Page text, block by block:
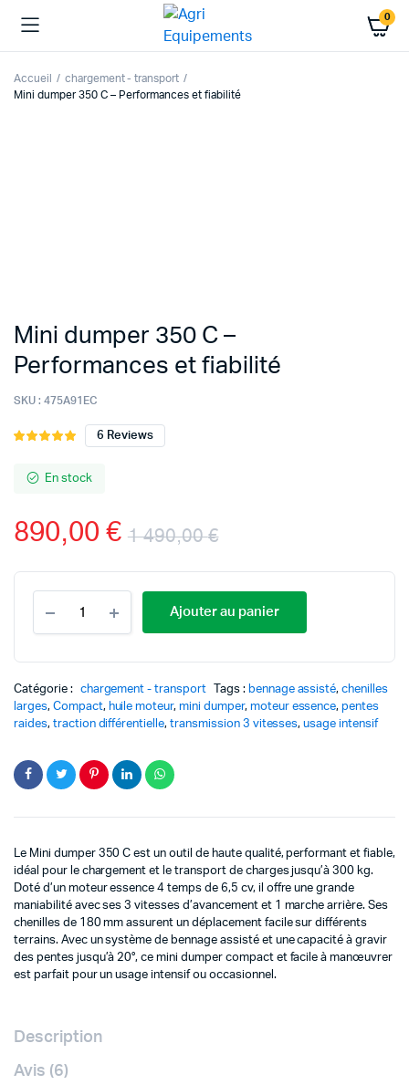
0
Accueil
chargement - transport
Mini dumper 350 C – Performances et fiabilité
Mini dumper 350 C –
Performances et fiabilité
SKU : 475A91EC
Noté
basé sur
6 Reviews
En stock
1 490,00€
Le
prix
initial
était :
1
890,00€
Le
prix
actuel
est :
890,00 €.
Mini
dumper
-
Performances
et
Ajouter au panier
Catégorie : chargement - transport Tags : bennage assisté,chenilles
larges, Compact, huile moteur,mini dumper, moteur essence,pentes
raides, traction différentielle,transmission 3 vitesses,usage intensif
Le Mini dumper 350 C est un outil de haute qualité, performant et fiable,
idéal pour le chargement et le transport de charges jusqu’à 300 kg.
Doté d’un moteur essence 4 temps de 6,5 cv, il offre une grande
maniabilité avec ses 3 vitesses d’avancement et 1 marche arrière. Ses
chenilles de 180 mm assurent un déplacement facile sur différents
terrains. Avec un système de bennage assisté et une capacité à gravir
des pentes jusqu’à 20°, ce mini dumper compact et facile à manœuvrer
est parfait pour un usage intensif ou occasionnel.
Description
Avis (6)